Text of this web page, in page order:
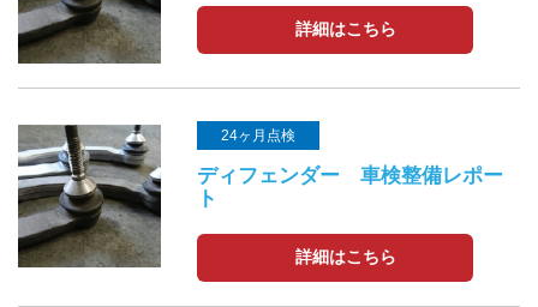
詳細はこちら
24ヶ月点検
ディフェンダー 車検整備レポー
ト
詳細はこちら